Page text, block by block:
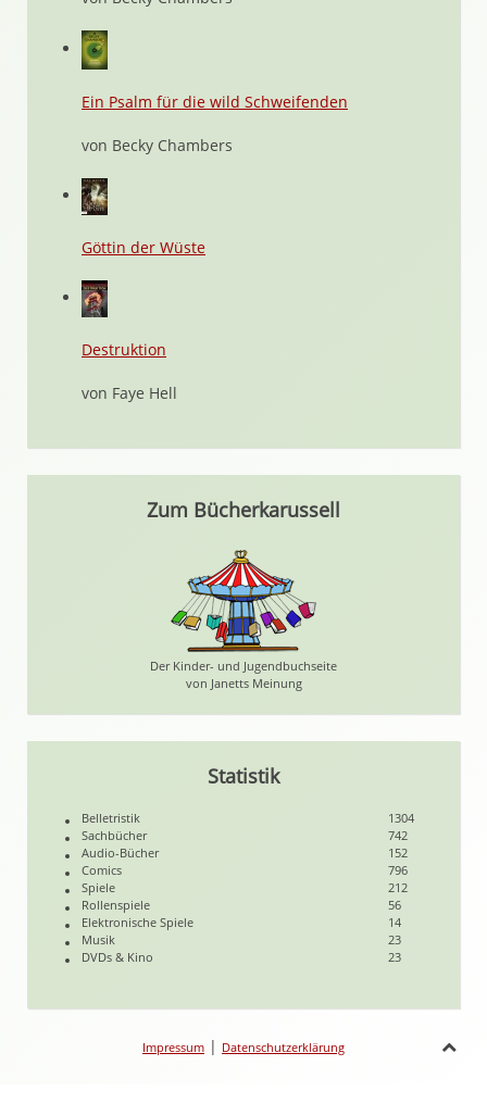
Ein Psalm für die wild Schweifenden
von Becky Chambers
Göttin der Wüste
Destruktion
von Faye Hell
Zum Bücherkarussell
Der Kinder- und Jugendbuchseite
von Janetts Meinung
Statistik
Belletristik
1304
Sachbücher
742
Audio-Bücher
152
Comics
796
Spiele
212
Rollenspiele
56
Elektronische Spiele
14
Musik
23
DVDs & Kino
23
Impressum | Datenschutzerklärung